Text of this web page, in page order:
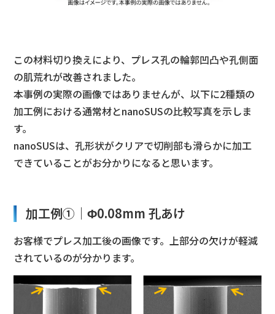
この材料切り換えにより、プレス孔の輪郭凹凸や孔側面
の肌荒れが改善されました。
本事例の実際の画像ではありませんが、以下に2種類の
加工例における通常材とnanoSUSの比較写真を示しま
す。
nanoSUSは、孔形状がクリアで切削部も滑らかに加工
できていることがお分かりになると思います。
加工例①｜Φ0.08mm 孔あけ
お客様でプレス加工後の画像です。上部分の欠けが軽減
されているのが分かります。